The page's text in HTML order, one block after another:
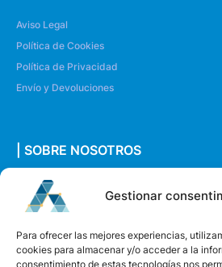
Gestionar
Para ofrecer las mejores experiencias,
cookies para almacenar y/o acceder a la
consentimiento de estas tecnologías nos
Aviso Legal
Política de Cookies
Política de Privacidad
Envío y Devoluciones
| SOBRE NOSOTROS
Quiénes somos
Envíanos un mensaje